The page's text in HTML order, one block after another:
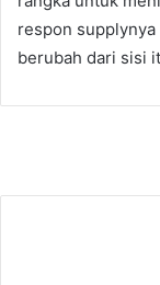
respon
berubah dari sisi